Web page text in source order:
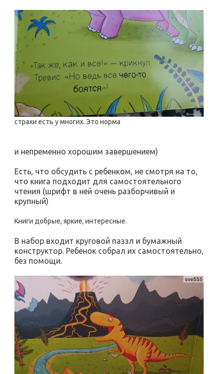
страхи есть у многих. Это норма
и непременно хорошим завершением)
Есть, что обсудить с ребенком, не смотря на то,
что книга подходит для самостоятельного
чтения (шрифт в ней очень разборчивый и
крупный)
Книги добрые, яркие, интересные.
В набор входит круговой паззл и бумажный
конструктор. Ребенок собрал их самостоятельно,
без помощи.